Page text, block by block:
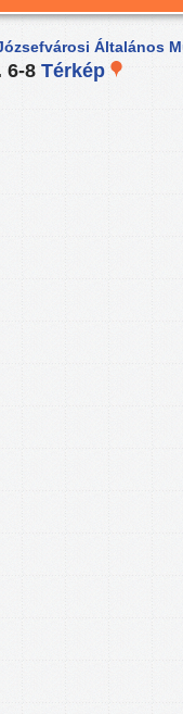
Általános
6-8 Térkép